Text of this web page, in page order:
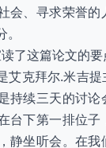
会、寻求荣誉的
了这篇论文的要
艾克拜尔.米吉提
持续三天的讨论
台下第一排位子
静坐听会。在我